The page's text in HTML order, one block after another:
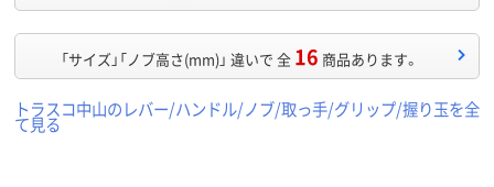
「サイズ」「ノブ高さ(mm)」 違いで 全 16 商品あります。
トラスコ中山のレバー/ハンドル/ノブ/取っ手/グリップ/握り玉を全
て見る